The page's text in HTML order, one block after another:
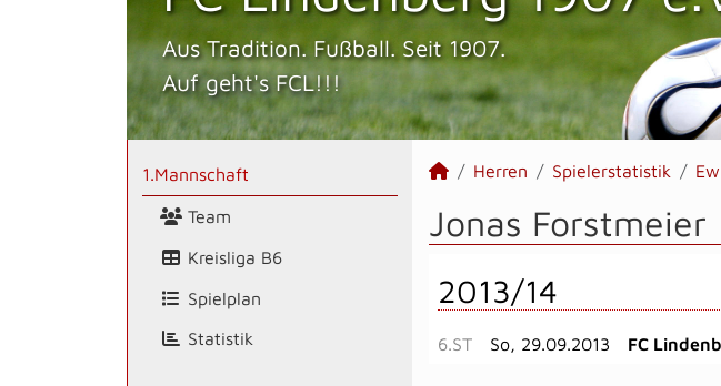
Aus Tradition. Fußball. Seit 1907.
Auf geht's FCL!!!
1.Mannschaft
Team
Kreisliga B6
Spielplan
Statistik
Herren Spielerstatistik
Jonas
2013/14
6.ST So, 29.09.2013 FC